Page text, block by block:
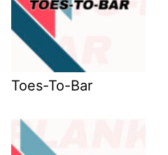
Toes-To-Bar